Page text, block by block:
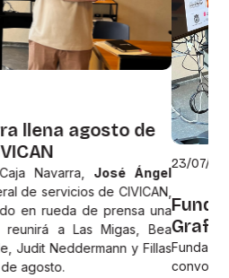
apoya
apoya Grafitarras a través de su
Culturales Rurales, una línea
que ponen en valor la